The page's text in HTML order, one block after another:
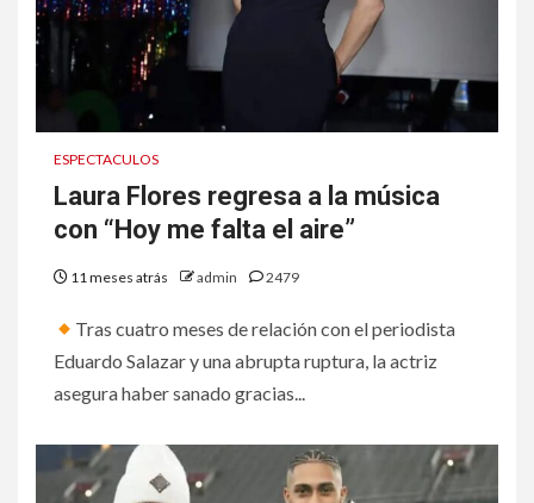
ESPECTACULOS
Laura Flores regresa a la música
con “Hoy me falta el aire”
11 meses atrás admin 2479
Tras cuatro meses de relación con el periodista
Eduardo Salazar y una abrupta ruptura, la actriz
asegura haber sanado gracias...